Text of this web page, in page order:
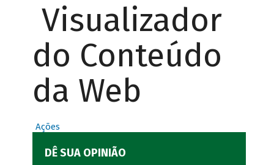
Visualizador
do Conteúdo
da Web
Ações
DÊ SUA OPINIÃO